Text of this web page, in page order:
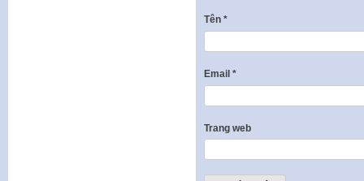
Tên *
Email *
Trang web